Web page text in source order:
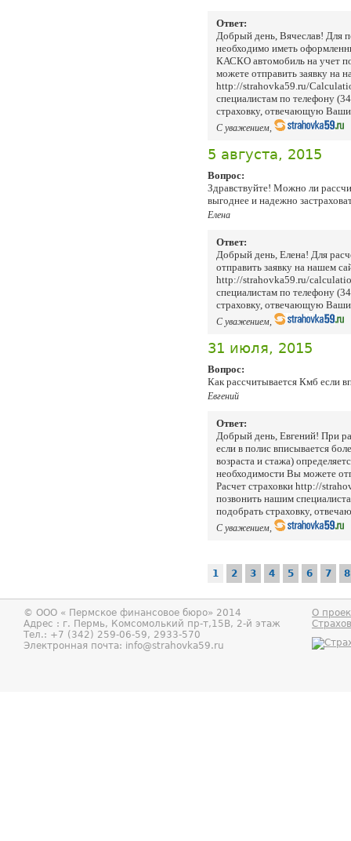
Ответ:
Добрый день, Вячеслав! Для
необходимо иметь
КАСКО автомобиль на учет
можете отправить заявку на
http://strahovka59.ru/
специалистам по телефону
страховку, отвечающую
С уважением,
5 августа, 2015
Вопрос:
Здравствуйте! Можно ли
выгоднее и надежно
Елена
Ответ:
Добрый день, Елена! Для
отправить заявку на нашем
http://strahovka59.ru/
специалистам по телефону
страховку, отвечающую
С уважением,
31 июля, 2015
Вопрос:
Как рассчитывается Кмб если
Евгений
Ответ:
Добрый день, Евгений! При
если в полис вписывается
возраста и стажа)
необходимости Вы можете
Расчет страховки http://
позвонить нашим
подобрать страховку,
С уважением,
1 2 3 4 5 6 7 8
© ООО « Пермское финансовое бюро» 2014
Адрес : г. Пермь, Комсомолький пр-т,15В, 2-й этаж
Тел.: +7 (342) 259-06-59, 2933-570
Электронная почта: info@strahovka59.ru
О